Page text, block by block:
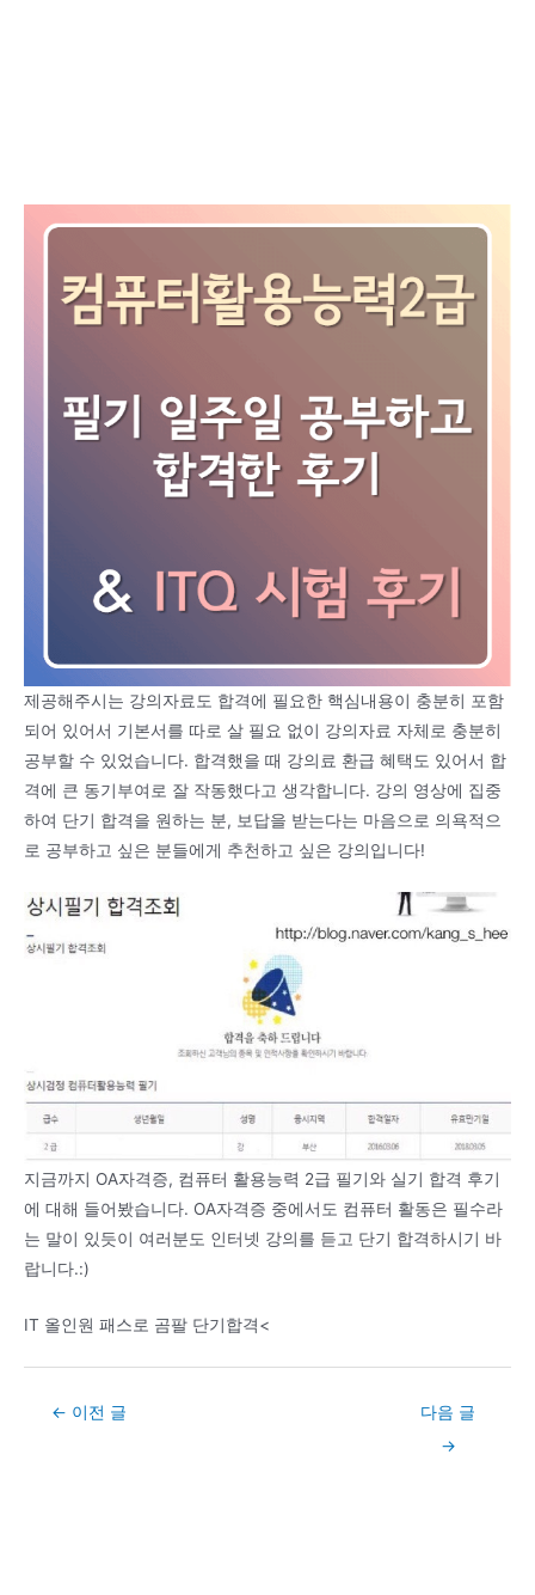
제공해주시는 강의자료도 합격에 필요한 핵심내용이 충분히 포함
되어 있어서 기본서를 따로 살 필요 없이 강의자료 자체로 충분히
공부할 수 있었습니다. 합격했을 때 강의료 환급 혜택도 있어서 합
격에 큰 동기부여로 잘 작동했다고 생각합니다. 강의 영상에 집중
하여 단기 합격을 원하는 분, 보답을 받는다는 마음으로 의욕적으
로 공부하고 싶은 분들에게 추천하고 싶은 강의입니다!
지금까지 OA자격증, 컴퓨터 활용능력 2급 필기와 실기 합격 후기
에 대해 들어봤습니다. OA자격증 중에서도 컴퓨터 활동은 필수라
는 말이 있듯이 여러분도 인터넷 강의를 듣고 단기 합격하시기 바
랍니다.:)
IT 올인원 패스로 곰팔 단기합격<
Post← 이전 글
다음 글
→